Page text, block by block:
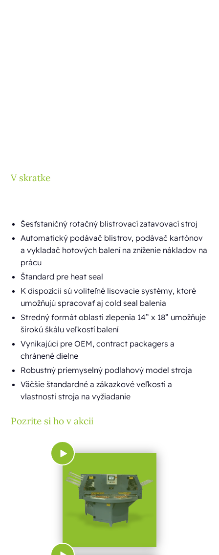
V skratke
Šesťstaničný rotačný blistrovací zatavovací stroj
Automatický podávač blistrov, podávač kartónov
a vykladač hotových balení na zníženie nákladov na
prácu
Štandard pre heat seal
K dispozícii sú voliteľné lisovacie systémy, ktoré
umožňujú spracovať aj cold seal balenia
Stredný formát oblasti zlepenia 14” x 18” umožňuje
širokú škálu veľkostí balení
Vynikajúci pre OEM, contract packagers a
chránené dielne
Robustný priemyselný podlahový model stroja
Väčšie štandardné a zákazkové veľkosti a
vlastnosti stroja na vyžiadanie
Pozrite si ho v akcii